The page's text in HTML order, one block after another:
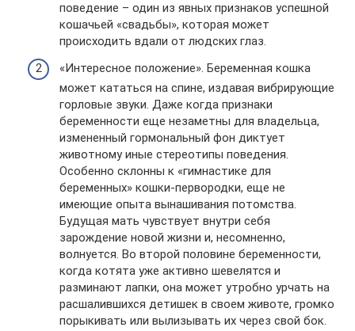
поведение – один из явных признаков успешной
кошачьей «свадьбы», которая может
происходить вдали от людских глаз.
«Интересное положение». Беременная кошка
может кататься на спине, издавая вибрирующие
горловые звуки. Даже когда признаки
беременности еще незаметны для владельца,
измененный гормональный фон диктует
животному иные стереотипы поведения.
Особенно склонны к «гимнастике для
беременных» кошки-первородки, еще не
имеющие опыта вынашивания потомства.
Будущая мать чувствует внутри себя
зарождение новой жизни и, несомненно,
волнуется. Во второй половине беременности,
когда котята уже активно шевелятся и
разминают лапки, она может утробно урчать на
расшалившихся детишек в своем животе, громко
порыкивать или вылизывать их через свой бок.